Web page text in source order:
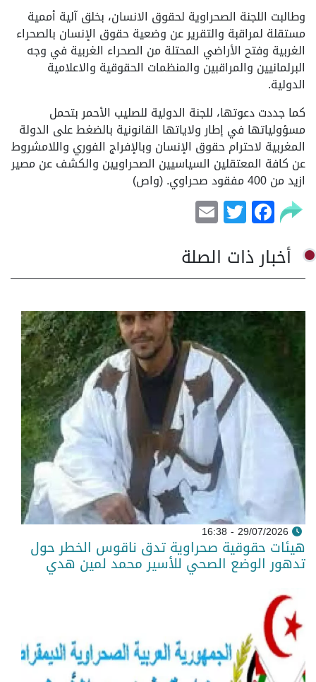
وطالبت اللجنة الصحراوية لحقوق الانسان، بخلق آلية أممية
مستقلة لمراقبة والتقرير عن وضعية حقوق الإنسان بالصحراء
الغربية وفتح الأراضي المحتلة من الصحراء الغربية في وجه
البرلمانيين والمراقبين والمنظمات الحقوقية والاعلامية
الدولية.
كما جددت دعوتها، للجنة الدولية للصليب الأحمر بتحمل
مسؤولياتها في إطار ولاياتها القانونية بالضغط على الدولة
المغربية لاحترام حقوق الإنسان وبالإفراج الفوري واللامشروط
عن كافة المعتقلين السياسيين الصحراويين والكشف عن مصير
ازيد من 400 مفقود صحراوي. (واص)
Facebook
Twitter
أخبار ذات الصلة
29/07/2026 - 16:38
هيئات حقوقية صحراوية تدق ناقوس الخطر حول
تدهور الوضع الصحي للأسير محمد لمين هدي